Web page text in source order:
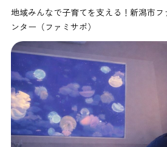
地域みんなで子育てを支える！新潟市
ンター（ファミサポ）